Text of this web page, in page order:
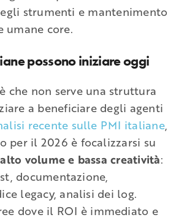
strumenti e mantenimento
umane core.
possono iniziare oggi
che non serve una struttura
a beneficiare degli agenti
recente sulle PMI italiane,
per il 2026 è focalizzarsi su
volume e bassa creatività:
documentazione,
legacy, analisi dei log.
dove il ROI è immediato e